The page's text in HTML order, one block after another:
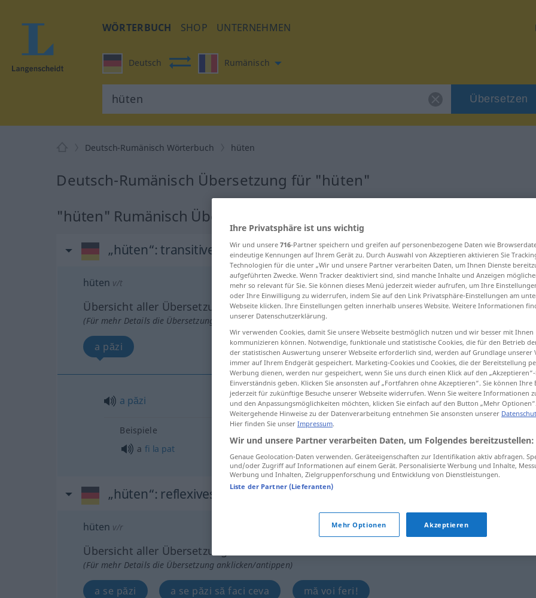
WÖRTERBUCH SHOP UNTERNEHMEN
Deutsch Rumänisch
Übersetzen
Deutsch-Rumänisch Wörterbuch hüten
Deutsch-Rumänisch Übersetzung für "hüten"
"hüten" Rumänisch Übersetzung
„hüten“: transitives Verb
hüten v/t
Übersicht aller Übersetzungen
(Für mehr Details die Übersetzung anklicken/antippen)
a păzi
a păzi hüten
Beispiele
a fi la pat hüten
„hüten“: reflexives Verb
hüten v/r
Übersicht aller Übersetzungen
(Für mehr Details die Übersetzung anklicken/antippen)
a se păzi a se păzi să faci ceva mă voi feri!
Ihre Privatsphäre ist uns wichtig
Wir und unsere 716-Partner speichern und greifen auf personenbezogene Daten wie
eindeutige Kennungen auf Ihrem Gerät zu. Durch Auswahl von Akzeptieren aktivieren Sie
Technologien für die unter „Wir und unsere Partner verarbeiten Daten, um Ihnen Dienste
aufgeführten Zwecke. Wenn Tracker deaktiviert sind, sind manche Inhalte und Anzeigen
mehr so relevant für Sie. Sie können dieses Menü jederzeit wieder aufrufen, um Ihre
oder Ihre Einwilligung zu widerrufen, indem Sie auf den Link Privatsphäre-Einstellungen am
Webseite klicken. Ihre Einstellungen gelten innerhalb unseres Website. Weitere Informationen
unserer Datenschutzerklärung.
Wir verwenden Cookies, damit Sie unsere Webseite bestmöglich nutzen und wir besser mit Ihnen
kommunizieren können. Notwendige, funktionale und statistische Cookies, die für den Betrieb
der statistischen Auswertung unserer Webseite erforderlich sind, werden auf Grundlage unserer
immer auf Ihrem Endgerät gespeichert. Marketing-Cookies und Cookies, die der Bereitstellung
Werbung dienen, werden nur gespeichert, wenn Sie uns durch einen Klick auf den
Einverständnis geben. Klicken Sie ansonsten auf „Fortfahren ohne Akzeptieren“. Sie können Ihre
jederzeit für zukünftige Besuche unserer Webseite widerrufen. Wenn Sie weitere Informationen
und den Anpassungsmöglichkeiten möchten, klicken Sie einfach auf den Button „Mehr Optionen“.
Weitergehende Hinweise zu der Datenverarbeitung entnehmen Sie ansonsten unserer
Hier finden Sie unser Impressum.
Wir und unsere Partner verarbeiten Daten, um Folgendes bereitzustellen:
Genaue Geolocation-Daten verwenden. Geräteeigenschaften zur Identifikation aktiv abfragen.
und/oder Zugriff auf Informationen auf einem Gerät. Personalisierte Werbung und Inhalte,
Werbung und Inhalten, Zielgruppenforschung und Entwicklung von Dienstleistungen.
Liste der Partner (Lieferanten)
Mehr Optionen Akzeptieren